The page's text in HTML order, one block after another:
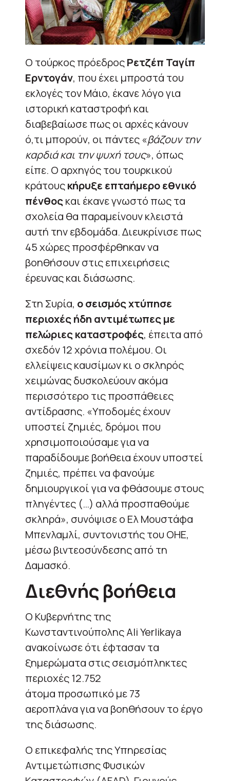
Ο τούρκος πρόεδροςΡετζέπ Ταγίπ
Ερντογάν, που έχει μπροστά του
εκλογές τον Μάιο, έκανε λόγο για
ιστορική καταστροφή και
διαβεβαίωσε πως οι αρχές κάνουν
ό,τι μπορούν, οι πάντες «βάζουν την
καρδιά και την ψυχή τους», όπως
είπε. Ο αρχηγός του τουρκικού
κράτουςκήρυξε επταήμερο εθνικό
πένθοςκαι έκανε γνωστό πως τα
σχολεία θα παραμείνουν κλειστά
αυτή την εβδομάδα. Διευκρίνισε πως
45 χώρες προσφέρθηκαν να
βοηθήσουν στις επιχειρήσεις
έρευνας και διάσωσης.
Στη Συρία, ο σεισμός χτύπησε
περιοχές ήδη αντιμέτωπες με
πελώριες καταστροφές, έπειτα από
σχεδόν 12 χρόνια πολέμου. Οι
ελλείψεις καυσίμων κι ο σκληρός
χειμώνας δυσκολεύουν ακόμα
περισσότερο τις προσπάθειες
αντίδρασης. «Υποδομές έχουν
υποστεί ζημιές, δρόμοι που
χρησιμοποιούσαμε για να
παραδίδουμε βοήθεια έχουν υποστεί
ζημιές, πρέπει να φανούμε
δημιουργικοί για να φθάσουμε στους
πληγέντες (…) αλλά προσπαθούμε
σκληρά», συνόψισε ο Ελ Μουστάφα
Μπενλαμλί, συντονιστής του ΟΗΕ,
μέσω βιντεοσύνδεσης από τη
Δαμασκό.
Διεθνής βοήθεια
Ο Κυβερνήτης της
Κωνσταντινούπολης Ali Yerlikaya
ανακοίνωσε ότι έφτασαν τα
ξημερώματα στις σεισμόπληκτες
περιοχές 12.752
άτομα προσωπικό με 73
αεροπλάνα για να βοηθήσουν το έργο
της διάσωσης.
Ο επικεφαλής της Υπηρεσίας
Αντιμετώπισης Φυσικών